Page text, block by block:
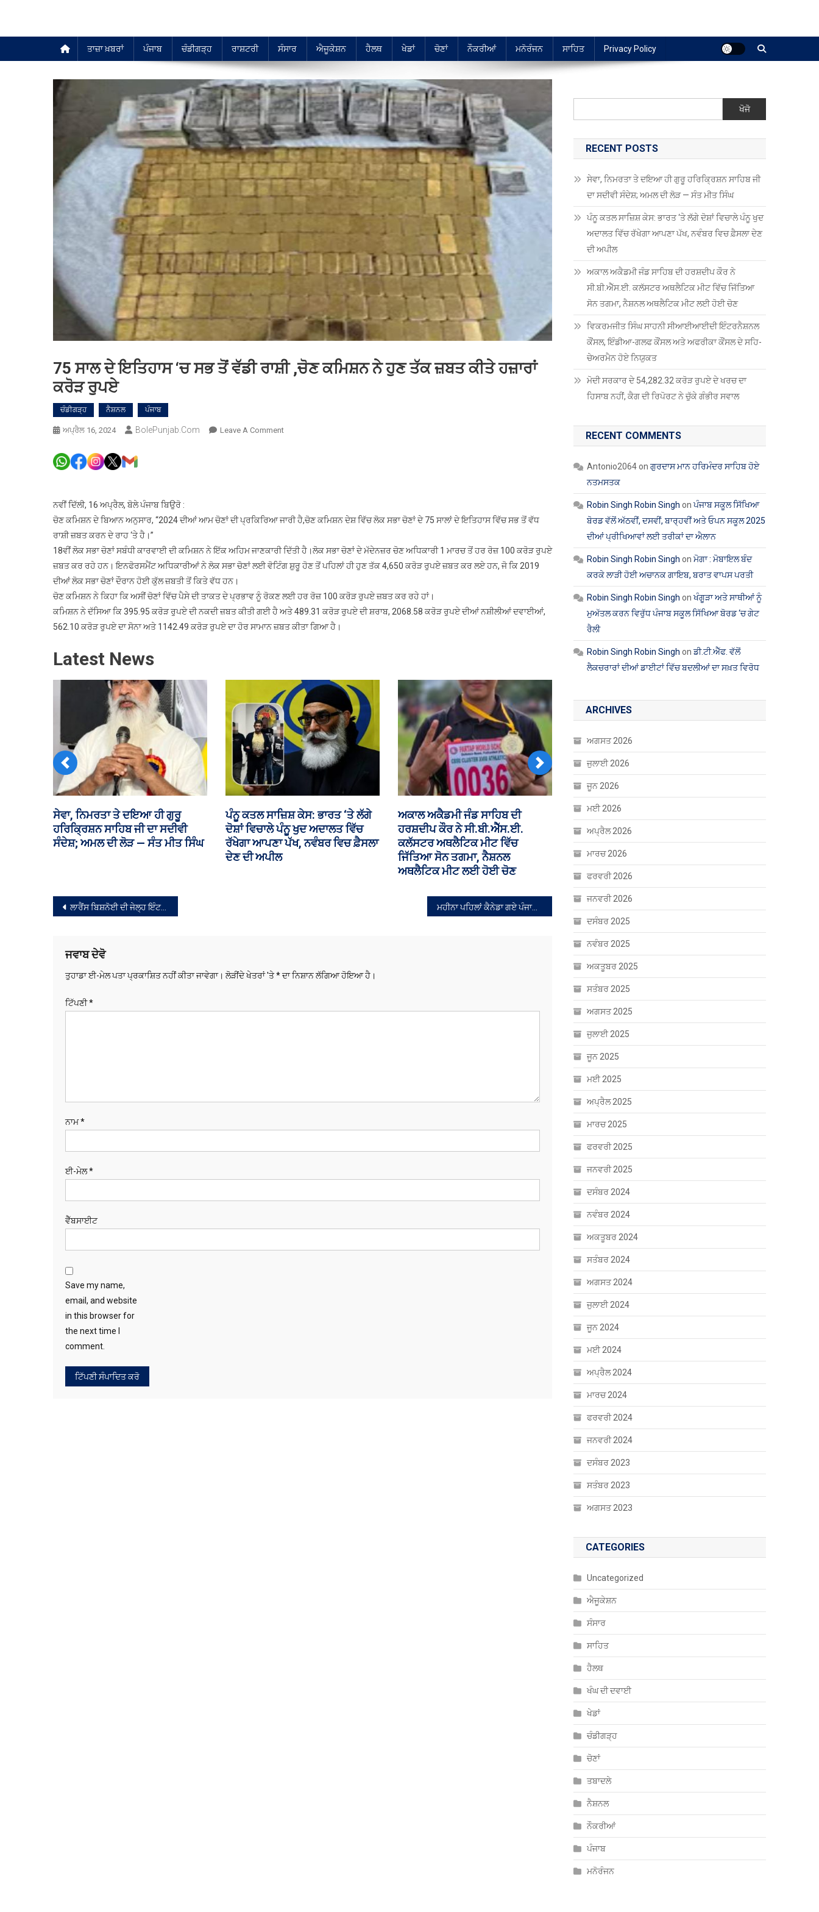
ਤਾਜ਼ਾ ਖ਼ਬਰਾਂ ਪੰਜਾਬ ਚੰਡੀਗੜ੍ਹ ਰਾਸ਼ਟਰੀ ਸੰਸਾਰ ਐਜੂਕੇਸ਼ਨ ਹੈਲਥ ਖੇਡਾਂ ਚੋਣਾਂ ਨੌਕਰੀਆਂ ਮਨੋਰੰਜਨ ਸਾਹਿਤ Privacy Policy
75 ਸਾਲ ਦੇ ਇਤਿਹਾਸ ‘ਚ ਸਭ ਤੋਂ ਵੱਡੀ ਰਾਸ਼ੀ ,ਚੋਣ ਕਮਿਸ਼ਨ ਨੇ ਹੁਣ ਤੱਕ ਜ਼ਬਤ ਕੀਤੇ ਹਜ਼ਾਰਾਂ
ਕਰੋੜ ਰੁਪਏ
ਚੰਡੀਗੜ੍ਹ ਨੈਸ਼ਨਲ ਪੰਜਾਬ
ਅਪ੍ਰੈਲ 16, 2024 BolePunjab.com Leave A CommentOn
ਸਭ
ਰਾਸ਼ੀ
,ਚੋਣ
ਨੇ
ਹੁਣ
ਤੱਕ
ਕਰੋੜ
ਰੁਪਏ
ਨਵੀਂ ਦਿੱਲੀ, 16 ਅਪ੍ਰੈਲ, ਬੋਲੇ ਪੰਜਾਬ ਬਿਉਰੋ :
ਚੋਣ ਕਮਿਸ਼ਨ ਦੇ ਬਿਆਨ ਅਨੁਸਾਰ, “2024 ਦੀਆਂ ਆਮ ਚੋਣਾਂ ਦੀ ਪ੍ਰਕਿਰਿਆ ਜਾਰੀ ਹੈ,ਚੋਣ ਕਮਿਸ਼ਨ ਦੇਸ਼ ਵਿੱਚ ਲੋਕ ਸਭਾ ਚੋਣਾਂ ਦੇ 75 ਸਾਲਾਂ ਦੇ ਇਤਿਹਾਸ ਵਿੱਚ ਸਭ ਤੋਂ ਵੱਧ
ਰਾਸ਼ੀ ਜ਼ਬਤ ਕਰਨ ਦੇ ਰਾਹ ‘ਤੇ ਹੈ।”
18ਵੀਂ ਲੋਕ ਸਭਾ ਚੋਣਾਂ ਸਬੰਧੀ ਕਾਰਵਾਈ ਦੀ ਕਮਿਸ਼ਨ ਨੇ ਇੱਕ ਅਹਿਮ ਜਾਣਕਾਰੀ ਦਿੱਤੀ ਹੈ।ਲੋਕ ਸਭਾ ਚੋਣਾਂ ਦੇ ਮੱਦੇਨਜ਼ਰ ਚੋਣ ਅਧਿਕਾਰੀ 1 ਮਾਰਚ ਤੋਂ ਹਰ ਰੋਜ਼ 100 ਕਰੋੜ ਰੁਪਏ
ਜ਼ਬਤ ਕਰ ਰਹੇ ਹਨ। ਇਨਫੋਰਸਮੈਂਟ ਅਧਿਕਾਰੀਆਂ ਨੇ ਲੋਕ ਸਭਾ ਚੋਣਾਂ ਲਈ ਵੋਟਿੰਗ ਸ਼ੁਰੂ ਹੋਣ ਤੋਂ ਪਹਿਲਾਂ ਹੀ ਹੁਣ ਤੱਕ 4,650 ਕਰੋੜ ਰੁਪਏ ਜ਼ਬਤ ਕਰ ਲਏ ਹਨ, ਜੋ ਕਿ 2019
ਦੀਆਂ ਲੋਕ ਸਭਾ ਚੋਣਾਂ ਦੌਰਾਨ ਹੋਈ ਕੁੱਲ ਜ਼ਬਤੀ ਤੋਂ ਕਿਤੇ ਵੱਧ ਹਨ।
ਚੋਣ ਕਮਿਸ਼ਨ ਨੇ ਕਿਹਾ ਕਿ ਅਸੀਂ ਚੋਣਾਂ ਵਿੱਚ ਪੈਸੇ ਦੀ ਤਾਕਤ ਦੇ ਪ੍ਰਭਾਵ ਨੂੰ ਰੋਕਣ ਲਈ ਹਰ ਰੋਜ਼ 100 ਕਰੋੜ ਰੁਪਏ ਜ਼ਬਤ ਕਰ ਰਹੇ ਹਾਂ।
ਕਮਿਸ਼ਨ ਨੇ ਦੱਸਿਆ ਕਿ 395.95 ਕਰੋੜ ਰੁਪਏ ਦੀ ਨਕਦੀ ਜ਼ਬਤ ਕੀਤੀ ਗਈ ਹੈ ਅਤੇ 489.31 ਕਰੋੜ ਰੁਪਏ ਦੀ ਸ਼ਰਾਬ, 2068.58 ਕਰੋੜ ਰੁਪਏ ਦੀਆਂ ਨਸ਼ੀਲੀਆਂ ਦਵਾਈਆਂ,
562.10 ਕਰੋੜ ਰੁਪਏ ਦਾ ਸੋਨਾ ਅਤੇ 1142.49 ਕਰੋੜ ਰੁਪਏ ਦਾ ਹੋਰ ਸਾਮਾਨ ਜ਼ਬਤ ਕੀਤਾ ਗਿਆ ਹੈ।
Latest News
ਵਿਕਰਮਜੀਤ ਸਿੰਘ ਸਾਹਨੀ
ਸੀਆਈਆਈਦੀ ਇੰਟਰਨੈਸ਼ਨਲ ਕੌਂਸਲ,
ਇੰਡੀਆ-ਗਲਫ ਕੌਂਸਲ ਅਤੇ ਅਫਰੀਕਾ
ਮੋਦੀ ਸਰਕਾਰ ਦੇ 54,282.32 ਕਰੋੜ
ਰੁਪਏ ਦੇ ਖਰਚ ਦਾ ਹਿਸਾਬ ਨਹੀਂ, ਕੈਗ ਦੀ
ਰਿਪੋਰਟ ਨੇ ਚੁੱਕੇ ਗੰਭੀਰ ਸਵਾਲ
ਸ੍ਰੀ ਗੁਰੂ ਗੋਬਿੰਦ ਸਿੰਘ ਜੀ ਅਤੇ ਸਿੱਖ ਕੌਮ
ਖ਼ਿਲਾਫ਼ ਅਪਮਾਨਜਨਕ ਟਿੱਪਣੀਆਂ ਕਰਨ
ਵਾਲਾ ਅਜੈ ਸਿੰਘ ਜੇਲ੍ਹ ਭੇਜਿਆ; ਪੇਸ਼ੀ
ਦੌਰਾਨ ਕੁੱਟਮਾਰ ਦੀ ਵੀਡੀਓ ਹੋਈ
ਵਾਇਰਲ
Previous Next
ਸੰਪਾਦਨਾ
ਲਾਰੈਂਸ ਬਿਸ਼ਨੋਈ ਦੀ ਜੇਲ੍ਹ ਇੰਟਰਵਿਊ ਮਾਮਲੇ ‘ਚ ਏਡੀਜੀਪੀ ਦੇ ਜਵਾਬ ਤੋਂ ਸੰਤੁਸ਼ਟ ਨਹੀਂ ਹਾਈ ਕੋਰਟ, ਦੋਬਾਰਾ ਜਵਾਬ ਦਾਖਲ ਕਰਨ ਦੇ ਹੁਕਮ ਮਹੀਨਾ ਪਹਿਲਾਂ ਕੈਨੇਡਾ ਗਏ ਪੰਜਾਬੀ ਨੌਜਵਾਨ ਦੀ ਸੜਕ ਹਾਦਸੇ ‘ਚ ਮੌਤ
ਜਵਾਬ ਦੇਵੋ
ਤੁਹਾਡਾ ਈ-ਮੇਲ ਪਤਾ ਪ੍ਰਕਾਸ਼ਿਤ ਨਹੀਂ ਕੀਤਾ ਜਾਵੇਗਾ। ਲੋੜੀਂਦੇ ਖੇਤਰਾਂ 'ਤੇ*ਦਾ ਨਿਸ਼ਾਨ ਲੱਗਿਆ ਹੋਇਆ ਹੈ।
ਟਿੱਪਣੀ*
ਨਾਮ*
ਈ-ਮੇਲ*
ਵੈੱਬਸਾਈਟ
Save my name,
email, and website
in this browser for
the next time I
comment.
ਖੋਜੋ
RECENT POSTS
ਸੇਵਾ, ਨਿਮਰਤਾ ਤੇ ਦਇਆ ਹੀ ਗੁਰੂ ਹਰਿਕ੍ਰਿਸ਼ਨ ਸਾਹਿਬ ਜੀ
ਦਾ ਸਦੀਵੀ ਸੰਦੇਸ਼; ਅਮਲ ਦੀ ਲੋੜ — ਸੰਤ ਮੀਤ ਸਿੰਘ
ਪੰਨੂ ਕਤਲ ਸਾਜ਼ਿਸ਼ ਕੇਸ: ਭਾਰਤ ‘ਤੇ ਲੱਗੇ ਦੋਸ਼ਾਂ ਵਿਚਾਲੇ ਪੰਨੂ ਖੁਦ
ਅਦਾਲਤ ਵਿੱਚ ਰੱਖੇਗਾ ਆਪਣਾ ਪੱਖ, ਨਵੰਬਰ ਵਿਚ ਫ਼ੈਸਲਾ ਦੇਣ
ਦੀ ਅਪੀਲ
ਅਕਾਲ ਅਕੈਡਮੀ ਜੰਡ ਸਾਹਿਬ ਦੀ ਹਰਸ਼ਦੀਪ ਕੌਰ ਨੇ
ਸੀ.ਬੀ.ਐੱਸ.ਈ. ਕਲੱਸਟਰ ਅਥਲੈਟਿਕ ਮੀਟ ਵਿੱਚ ਜਿੱਤਿਆ
ਸੋਨ ਤਗਮਾ, ਨੈਸ਼ਨਲ ਅਥਲੈਟਿਕ ਮੀਟ ਲਈ ਹੋਈ ਚੋਣ
ਵਿਕਰਮਜੀਤ ਸਿੰਘ ਸਾਹਨੀ ਸੀਆਈਆਈਦੀ ਇੰਟਰਨੈਸ਼ਨਲ
ਕੌਂਸਲ, ਇੰਡੀਆ-ਗਲਫ ਕੌਂਸਲ ਅਤੇ ਅਫਰੀਕਾ ਕੌਂਸਲ ਦੇ ਸਹਿ-
ਚੇਅਰਮੈਨ ਹੋਏ ਨਿਯੁਕਤ
ਮੋਦੀ ਸਰਕਾਰ ਦੇ 54,282.32 ਕਰੋੜ ਰੁਪਏ ਦੇ ਖਰਚ ਦਾ
ਹਿਸਾਬ ਨਹੀਂ, ਕੈਗ ਦੀ ਰਿਪੋਰਟ ਨੇ ਚੁੱਕੇ ਗੰਭੀਰ ਸਵਾਲ
RECENT COMMENTS
Antonio2064onਗੁਰਦਾਸ ਮਾਨ ਹਰਿਮੰਦਰ ਸਾਹਿਬ ਹੋਏ
ਨਤਮਸਤਕ
Robin Singh Robin Singh onਪੰਜਾਬ ਸਕੂਲ ਸਿੱਖਿਆ
ਬੋਰਡ ਵੱਲੋਂ ਅੱਠਵੀਂ, ਦਸਵੀਂ, ਬਾਰ੍ਹਵੀਂ ਅਤੇ ਓਪਨ ਸਕੂਲ 2025
ਦੀਆਂ ਪ੍ਰੀਖਿਆਵਾਂ ਲਈ ਤਰੀਕਾਂ ਦਾ ਐਲਾਨ
Robin Singh Robin Singh onਮੋਗਾ : ਮੋਬਾਇਲ ਬੰਦ
ਕਰਕੇ ਲਾੜੀ ਹੋਈ ਅਚਾਨਕ ਗਾਇਬ, ਬਰਾਤ ਵਾਪਸ ਪਰਤੀ
Robin Singh Robin Singh onਖੰਗੂੜਾ ਅਤੇ ਸਾਥੀਆਂ ਨੂੰ
ਮੁਅੱਤਲ ਕਰਨ ਵਿਰੁੱਧ ਪੰਜਾਬ ਸਕੂਲ ਸਿੱਖਿਆ ਬੋਰਡ ‘ਚ ਗੇਟ
ਰੈਲੀ
Robin Singh Robin Singh onਡੀ.ਟੀ.ਐੱਫ. ਵੱਲੋਂ
ਲੈਕਚਰਾਰਾਂ ਦੀਆਂ ਡਾਈਟਾਂ ਵਿੱਚ ਬਦਲੀਆਂ ਦਾ ਸਖ਼ਤ ਵਿਰੋਧ
ARCHIVES
ਅਗਸਤ 2026
ਜੁਲਾਈ 2026
ਜੂਨ 2026
ਮਈ 2026
ਅਪ੍ਰੈਲ 2026
ਮਾਰਚ 2026
ਫਰਵਰੀ 2026
ਜਨਵਰੀ 2026
ਦਸੰਬਰ 2025
ਨਵੰਬਰ 2025
ਅਕਤੂਬਰ 2025
ਸਤੰਬਰ 2025
ਅਗਸਤ 2025
ਜੁਲਾਈ 2025
ਜੂਨ 2025
ਮਈ 2025
ਅਪ੍ਰੈਲ 2025
ਮਾਰਚ 2025
ਫਰਵਰੀ 2025
ਜਨਵਰੀ 2025
ਦਸੰਬਰ 2024
ਨਵੰਬਰ 2024
ਅਕਤੂਬਰ 2024
ਸਤੰਬਰ 2024
ਅਗਸਤ 2024
ਜੁਲਾਈ 2024
ਜੂਨ 2024
ਮਈ 2024
ਅਪ੍ਰੈਲ 2024
ਮਾਰਚ 2024
ਫਰਵਰੀ 2024
ਜਨਵਰੀ 2024
ਦਸੰਬਰ 2023
ਸਤੰਬਰ 2023
ਅਗਸਤ 2023
CATEGORIES
Uncategorized
ਐਜੂਕੇਸ਼ਨ
ਸੰਸਾਰ
ਸਾਹਿਤ
ਹੈਲਥ
ਖੰਘ ਦੀ ਦਵਾਈ
ਖੇਡਾਂ
ਚੰਡੀਗੜ੍ਹ
ਚੋਣਾਂ
ਤਬਾਦਲੇ
ਨੈਸ਼ਨਲ
ਨੌਕਰੀਆਂ
ਪੰਜਾਬ
ਮਨੋਰੰਜਨ